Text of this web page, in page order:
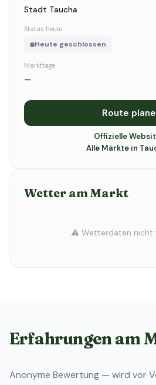
Stadt Taucha
Status heute
Heute geschlossen
Markttage
—
Route
Offizielle
Alle Märkte in
Wetter am Markt
⚠️ Wetterdaten nicht
Erfahrungen am
Anonyme Bewertung — wird vor